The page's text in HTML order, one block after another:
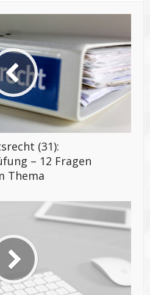
(31):
– 12 Fragen
Thema